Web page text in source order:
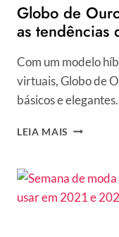
Globo de
as tendências
Com um modelo
virtuais, Globo de
básicos e elegantes.
LEIA MAIS GLOBO
2021:
CONFIRA
OS